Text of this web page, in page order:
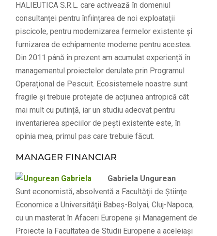
HALIEUTICA S.R.L. care activează în domeniul
consultanței pentru înființarea de noi exploatații
piscicole, pentru modernizarea fermelor existente și
furnizarea de echipamente moderne pentru acestea.
Din 2011 până în prezent am acumulat experiență în
managementul proiectelor derulate prin Programul
Operațional de Pescuit. Ecosistemele noastre sunt
fragile și trebuie protejate de acțiunea antropică cât
mai mult cu putință, iar un studiu adecvat pentru
inventarierea speciilor de pești existente este, în
opinia mea, primul pas care trebuie făcut.
MANAGER FINANCIAR
Gabriela Ungurean
Sunt economistă, absolventă a Facultăţii de Ştiinţe
Economice a Universităţii Babeş-Bolyai, Cluj-Napoca,
cu un masterat în Afaceri Europene şi Management de
Proiecte la Facultatea de Studii Europene a aceleiaşi